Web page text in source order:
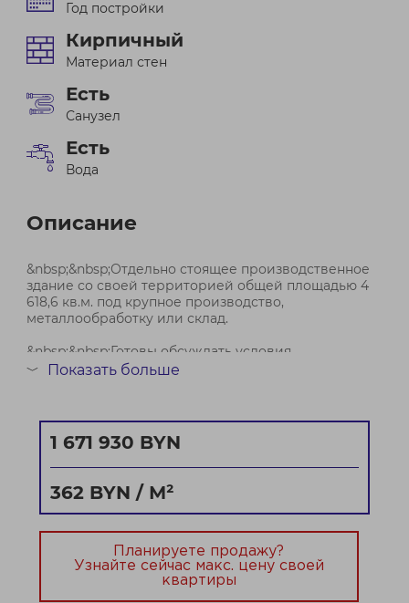
Год постройки
Кирпичный
Материал стен
Есть
Санузел
Есть
Вода
Описание
&nbsp;&nbsp;Отдельно стоящее производственное
здание со своей территорией общей площадью 4
618,6 кв.м. под крупное производство,
металлообработку или склад.
&nbsp;&nbsp;Готовы обсуждать условия.
— Ремонтно-механический цех: 2 638 кв.м
— Столярный цех: 638 кв.м
— Административн...
Договор № 643/2 от 06.05.2026
﹀ Показать больше
1 671 930 BYN
362 BYN / М²
Планируете продажу?
Узнайте сейчас макс. цену своей
квартиры